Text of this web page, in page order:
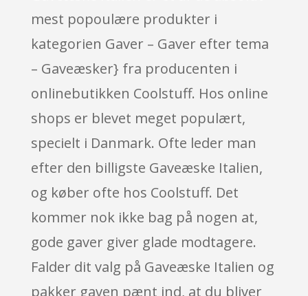
mest popoulære produkter i
kategorien Gaver – Gaver efter tema
– Gaveæsker} fra producenten i
onlinebutikken Coolstuff. Hos online
shops er blevet meget populært,
specielt i Danmark. Ofte leder man
efter den billigste Gaveæske Italien,
og køber ofte hos Coolstuff. Det
kommer nok ikke bag på nogen at,
gode gaver giver glade modtagere.
Falder dit valg på Gaveæske Italien og
pakker gaven pænt ind, at du bliver